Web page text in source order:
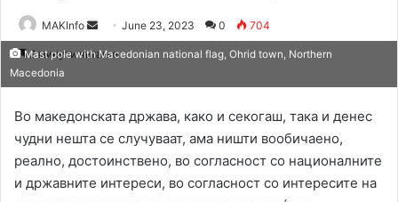
MAKInfo
Send
an
June 23, 2023 0 704
2 минути читање
Mast pole with Macedonian national flag, Ohrid town, Northern
Macedonia
Во македонската држава, како и секогаш, така и денес
чудни нешта се случуваат, ама ништи вообичаено,
реално, достоинствено, во согласност со националните
и државните интереси, во согласност со интересите на